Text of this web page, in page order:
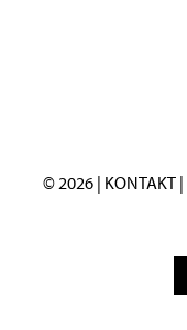
© 2026 | KONTAKT |